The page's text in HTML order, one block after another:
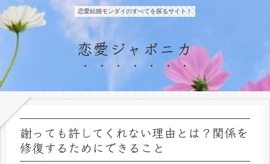
恋愛結婚モンダイのすべてを探るサイト！
恋愛ジャポニカ
謝っても許してくれない理由とは？関係を
修復するためにできること